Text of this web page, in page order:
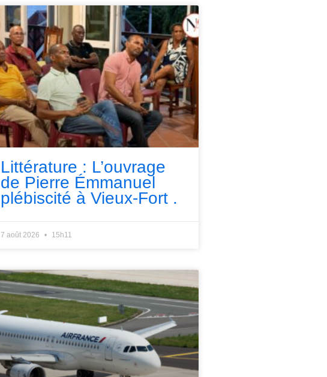
Littérature : L’ouvrage
de Pierre Émmanuel
plébiscité à Vieux-Fort .
7 août 2026 15h11